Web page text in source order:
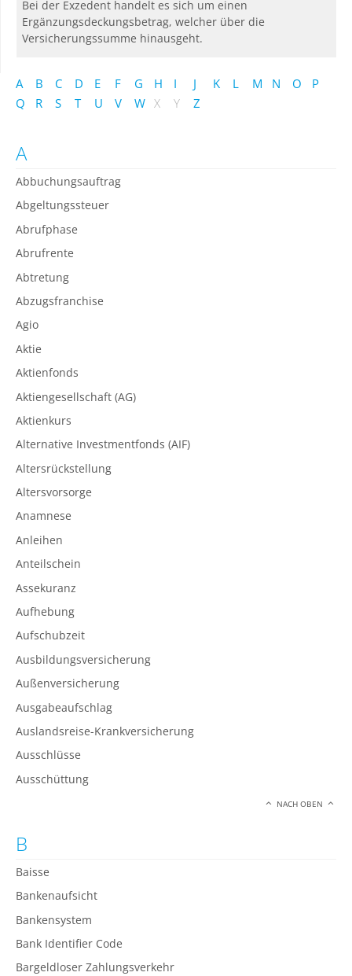
A B C D E F G H I J K L M N O
P
Q
R S T U V W X Y Z
A
Abbuchungsauftrag
Abgeltungssteuer
Abrufphase
Abrufrente
Abtretung
Abzugsfranchise
Agio
Aktie
Aktienfonds
Aktiengesellschaft (AG)
Aktienkurs
Alternative Investmentfonds (AIF)
Altersrückstellung
Altersvorsorge
Anamnese
Anleihen
Anteilschein
Assekuranz
Aufhebung
Aufschubzeit
Ausbildungsversicherung
Außenversicherung
Ausgabeaufschlag
Auslandsreise-Krankversicherung
Ausschlüsse
Ausschüttung
NACH OBEN
B
Baisse
Bankenaufsicht
Bankensystem
Bank Identifier Code
Bargeldloser Zahlungsverkehr
Bei der Exzedent handelt es sich um einen
Ergänzungsdeckungsbetrag, welcher über die
Versicherungssumme hinausgeht.